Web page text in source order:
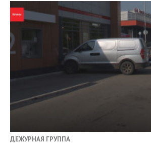
ДЕЖУРНАЯ ГРУППА